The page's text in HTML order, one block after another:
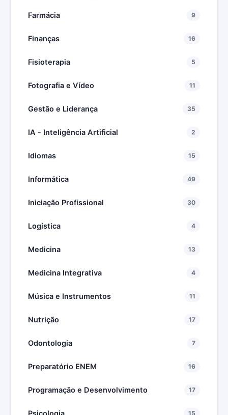
Farmácia 9
Finanças 16
Fisioterapia 5
Fotografia e Vídeo 11
Gestão e Liderança 35
IA - Inteligência Artificial 2
Idiomas 15
Informática 49
Iniciação Profissional 30
Logística 4
Medicina 13
Medicina Integrativa 4
Música e Instrumentos 11
Nutrição 17
Odontologia 7
Preparatório ENEM 16
Programação e Desenvolvimento 17
15